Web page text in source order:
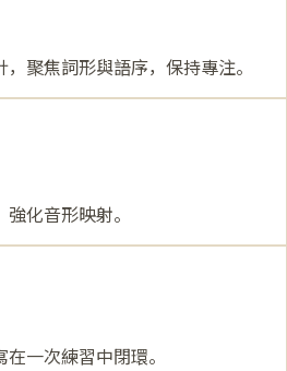
聚焦詞形與語序，保持專注。
化音形映射。
一次練習中閉環。